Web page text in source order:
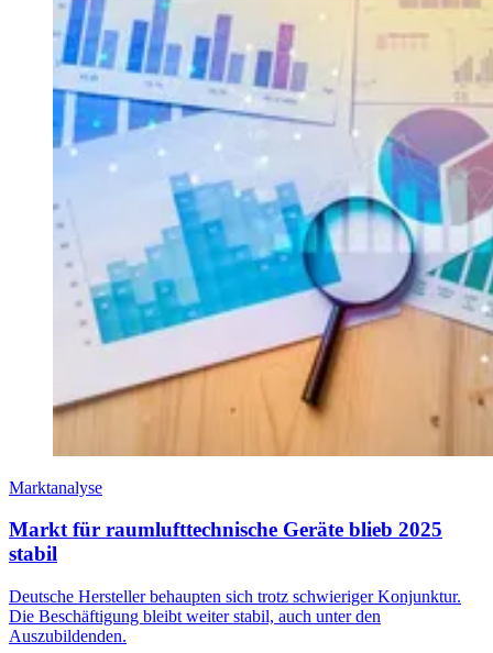
Marktanalyse
Markt für raumlufttechnische Geräte blieb 2025
stabil
Deutsche Hersteller behaupten sich trotz schwieriger Konjunktur.
Die Beschäftigung bleibt weiter stabil, auch unter den
Auszubildenden.